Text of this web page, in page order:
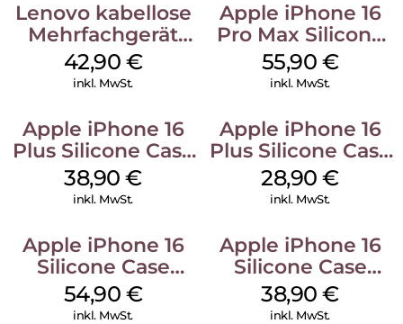
Lenovo kabellose
Mehrfachgerät
Luna Grey
42,90 €
inkl. MwSt.
Apple iPhone 16
Pro Max Silicone
Case MagSafe
Stone Gray
55,90 €
inkl. MwSt.
Apple iPhone 16
Plus Silicone Case
MagSafe Denim
38,90€
inkl. MwSt.
Apple iPhone 16
Plus Silicone Case
MagSafe Black
28,90€
inkl. MwSt.
Apple iPhone 16
Silicone Case
MagSafe Black
54,90 €
inkl. MwSt.
Apple iPhone 16
Silicone Case
MagSafe
Ultramarine
38,90€
inkl. MwSt.